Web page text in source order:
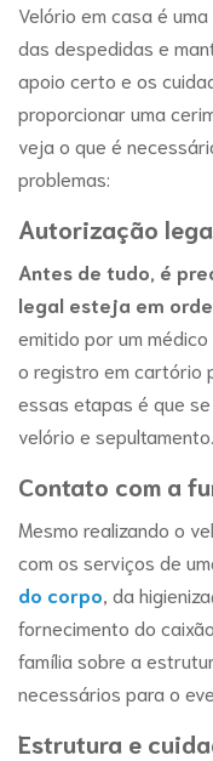
Velório em casa é
das despedidas e
apoio certo e os
proporcionar uma
veja o que é
problemas:
Autorização
Antes de tudo, é
legal esteja em
emitido por um
o registro em cartório
essas etapas é que
velório e sepultamento.
Contato com a
Mesmo realizando o
com os serviços de
do corpo, da
fornecimento do
família sobre a
necessários para o
Estrutura e